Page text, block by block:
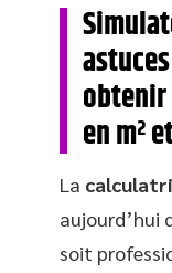
en m²
La
aujourd’hui
soit